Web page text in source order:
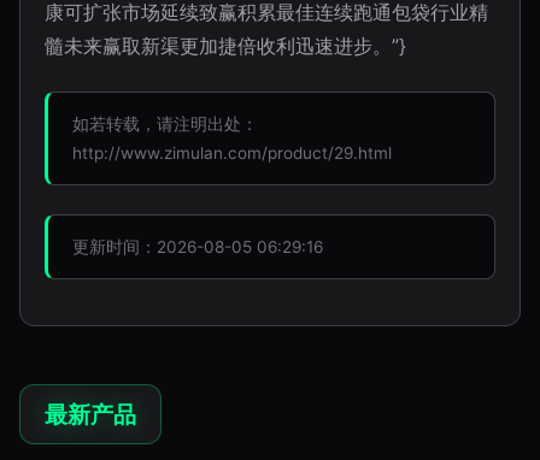
康可扩张市场延续致赢积累最佳连续跑通包袋行业精
髓未来赢取新渠更加捷倍收利迅速进步。”}
如若转载，请注明出处：
http://www.zimulan.com/product/29.html
更新时间：2026-08-05 06:29:16
最新产品